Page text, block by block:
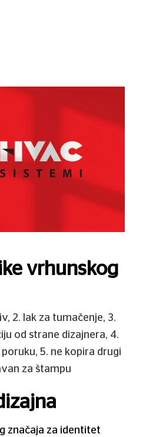
vrhunskog
2. lak za tumačenje, 3.
od strane dizajnera, 4.
5. ne kopira drugi
za štampu
značaja za identitet